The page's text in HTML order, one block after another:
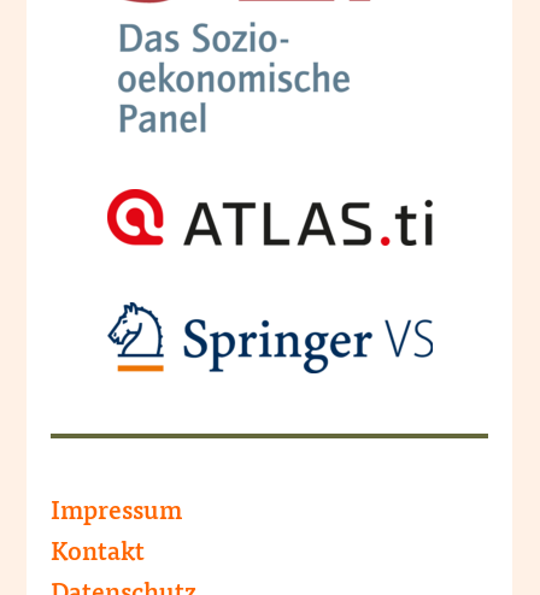
Impressum
Kontakt